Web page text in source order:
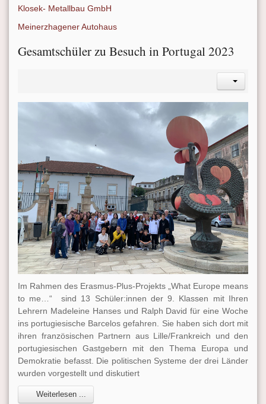
Klosek- Metallbau GmbH
Meinerzhagener Autohaus
Gesamtschüler zu Besuch in Portugal 2023
Im Rahmen des Erasmus-Plus-Projekts „What Europe means
to me…“ sind 13 Schüler:innen der 9. Klassen mit Ihren
Lehrern Madeleine Hanses und Ralph David für eine Woche
ins portugiesische Barcelos gefahren. Sie haben sich dort mit
ihren französischen Partnern aus Lille/Frankreich und den
portugiesischen Gastgebern mit den Thema Europa und
Demokratie befasst. Die politischen Systeme der drei Länder
wurden vorgestellt und diskutiert
Weiterlesen ...